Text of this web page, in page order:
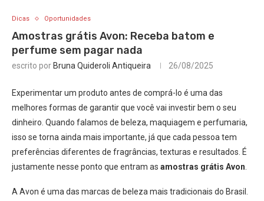
Dicas Oportunidades
Amostras grátis Avon: Receba batom e
perfume sem pagar nada
escrito por Bruna Quideroli Antiqueira 26/08/2025
Experimentar um produto antes de comprá-lo é uma das
melhores formas de garantir que você vai investir bem o seu
dinheiro. Quando falamos de beleza, maquiagem e perfumaria,
isso se torna ainda mais importante, já que cada pessoa tem
preferências diferentes de fragrâncias, texturas e resultados. É
justamente nesse ponto que entram as amostras grátis Avon
A Avon é uma das marcas de beleza mais tradicionais do Brasil.